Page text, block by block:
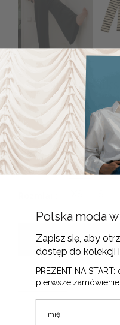
Longsleeve
(1opinia
265 zł
Kolor Ecru
Wyczyść
DODAJ DO KOSZYKA
Alternative:
OPIS OPINIE (1)
Polska moda
Zapisz się, aby
dostęp do kolekcji
PREZENT NA
pierwsze zamówienie.
Imię